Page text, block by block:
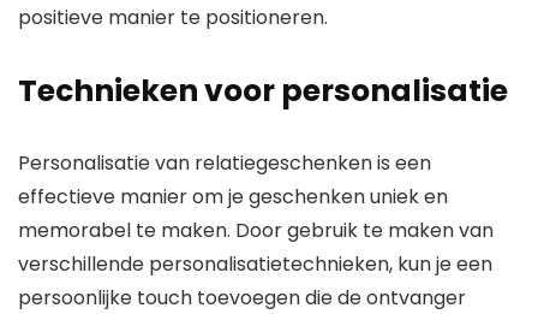
positieve manier te positioneren.
Technieken voor personalisatie
Personalisatie van relatiegeschenken is een
effectieve manier om je geschenken uniek en
memorabel te maken. Door gebruik te maken van
verschillende personalisatietechnieken, kun je een
persoonlijke touch toevoegen die de ontvanger